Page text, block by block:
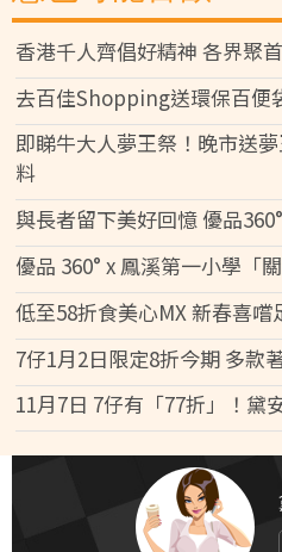
香港千人齊倡好精神 各界聚
去百佳Shopping送環保百便
即睇牛大人夢王祭！晚市送
料
與長者留下美好回憶 優品
優品 360° x 鳳溪第一小學「
低至58折食美心MX 新春喜嚐
7仔1月2日限定8折今期 多款
11月7日 7仔有「77折」！黛